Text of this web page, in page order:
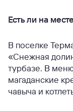
Есть ли на
В поселке
«Снежная
турбазе. В
магаданские
чавыча и